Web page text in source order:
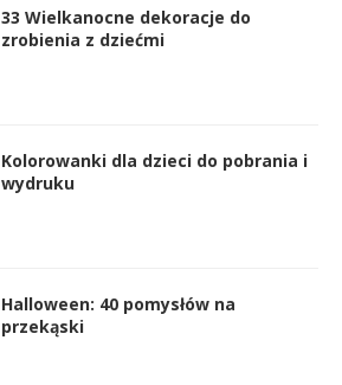
33 Wielkanocne dekoracje do
zrobienia z dziećmi
Kolorowanki dla dzieci do pobrania i
wydruku
Halloween: 40 pomysłów na
przekąski